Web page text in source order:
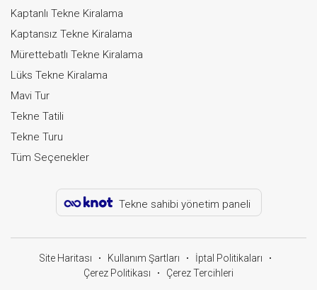
Kaptanlı Tekne Kiralama
Kaptansız Tekne Kiralama
Mürettebatlı Tekne Kiralama
Lüks Tekne Kiralama
Mavi Tur
Tekne Tatili
Tekne Turu
Tüm Seçenekler
Tekne sahibi yönetim paneli
Site Haritası Kullanım Şartları
İptal Politikaları
Çerez Politikası
Çerez Tercihleri